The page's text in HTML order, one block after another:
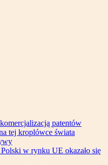
patentów
tej kroplówce świata
w rynku UE okazało się